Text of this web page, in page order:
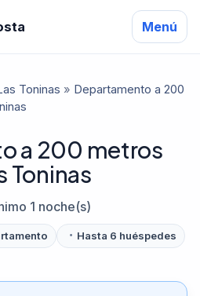
Menú
Toninas » Departamento a 200
a 200 metros
Toninas
1 noche(s)
Hasta 6 huéspedes